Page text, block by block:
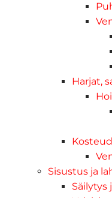
Harjat,
Sisustus ja
Säilytys